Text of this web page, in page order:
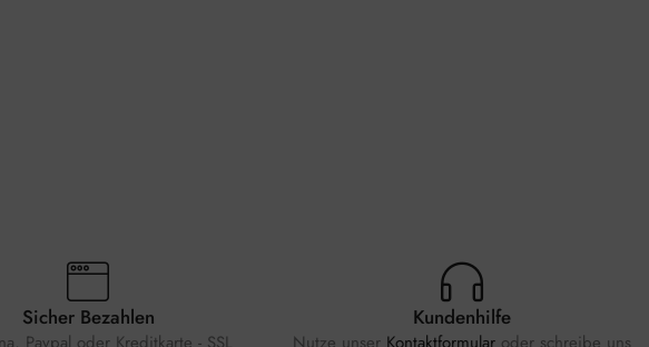
Sicher Bezahlen
Paypal oder Kreditkarte - SSL
Kundenhilfe
Nutze unser Kontaktformular oder schreibe uns